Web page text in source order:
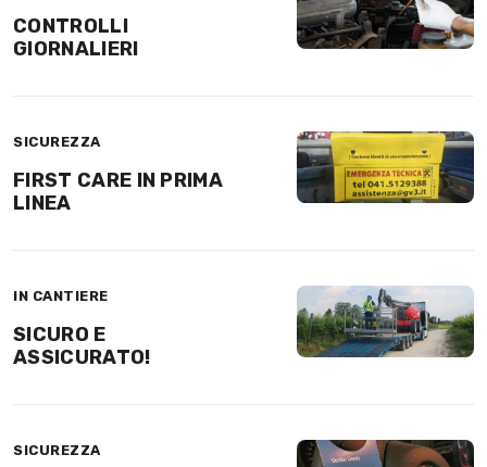
CONTROLLI
GIORNALIERI
SICUREZZA
FIRST CARE IN PRIMA
LINEA
IN CANTIERE
SICURO E
ASSICURATO!
SICUREZZA